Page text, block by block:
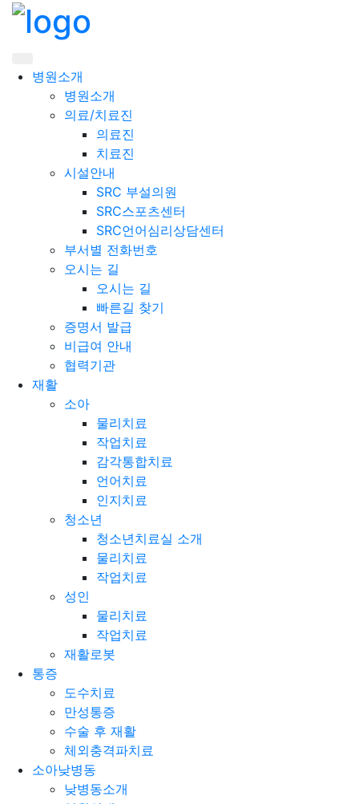
메뉴 버튼
병원소개
병원소개
의료/치료진
의료진
치료진
시설안내
SRC 부설의원
SRC스포츠센터
SRC언어심리상담센터
부서별 전화번호
오시는 길
오시는 길
빠른길 찾기
증명서 발급
비급여 안내
협력기관
재활
소아
물리치료
작업치료
감각통합치료
언어치료
인지치료
청소년
청소년치료실 소개
물리치료
작업치료
성인
물리치료
작업치료
재활로봇
통증
도수치료
만성통증
수술 후 재활
체외충격파치료
소아낮병동
낮병동소개